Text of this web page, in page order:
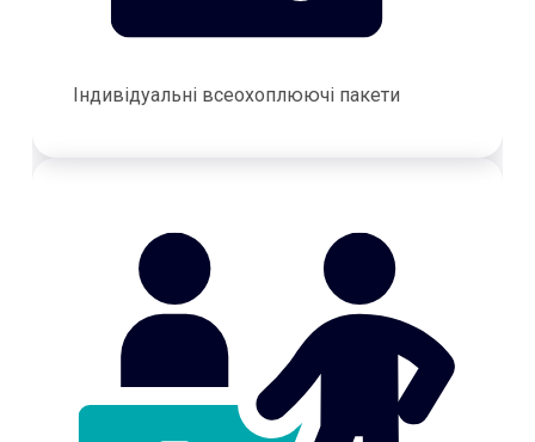
Індивідуальні всеохоплюючі пакети